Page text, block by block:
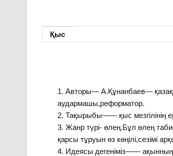
Қыс
Авторы— А.Құнанбаев—
аудармашы,реформатор.
Тақырыбы—— қыс мезгілінің
Жанр түрі- өлең.Бұл өлең
қарсы тұруын өз көңілі,сезімі
Идеясы дегеніміз——